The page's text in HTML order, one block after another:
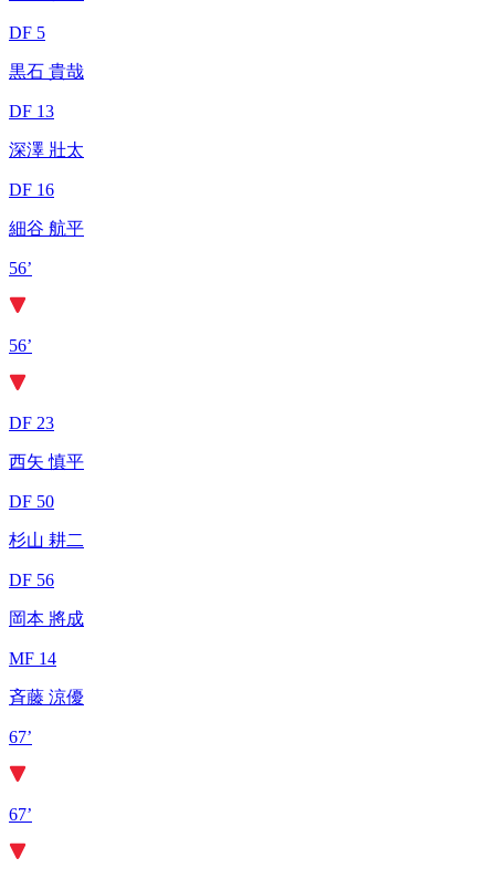
DF 5
黒石 貴哉
DF 13
深澤 壯太
DF 16
細谷 航平
56’
56’
DF 23
西矢 慎平
DF 50
杉山 耕二
DF 56
岡本 將成
MF 14
斉藤 涼優
67’
67’